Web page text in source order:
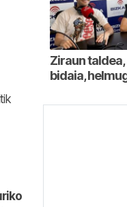
Ziraun
bidaia,